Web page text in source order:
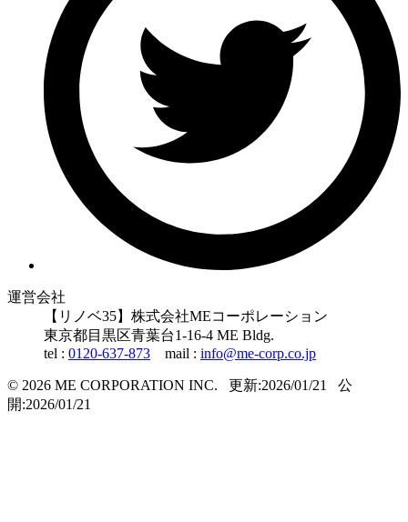
運営会社
【リノベ35】株式会社MEコーポレーション
東京都目黒区青葉台1-16-4 ME Bldg.
tel : 0120-637-873 mail : info@me-corp.co.jp
© 2026 ME CORPORATION INC. 更新:2026/01/21
公
開:2026/01/21